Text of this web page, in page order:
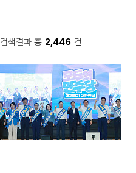
검색결과 총 2,446 건